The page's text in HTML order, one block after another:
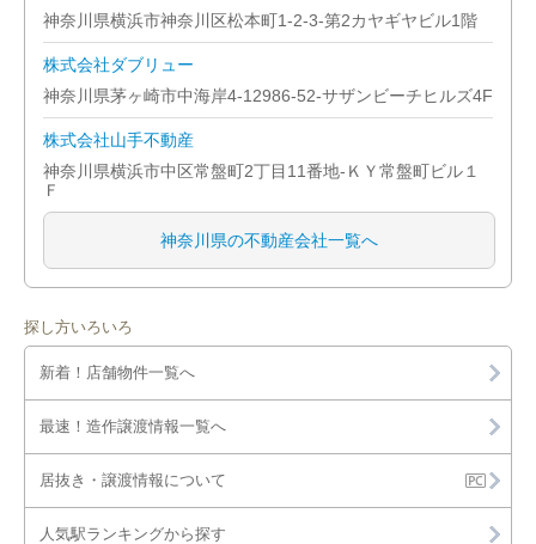
横浜市保土ケ谷区
横浜市緑区
川崎市宮前区
川崎市中原区
川崎市麻生区
横須賀市
神奈川県横浜市神奈川区松本町1-2-3-第2カヤギヤビル1階
株式会社ダブリュー
神奈川県茅ヶ崎市中海岸4-12986-52-サザンビーチヒルズ4F
株式会社山手不動産
神奈川県横浜市中区常盤町2丁目11番地-ＫＹ常盤町ビル１
Ｆ
神奈川県の不動産会社一覧へ
探し方いろいろ
新着！店舗物件一覧へ
最速！造作譲渡情報一覧へ
居抜き・譲渡情報について
人気駅ランキングから探す